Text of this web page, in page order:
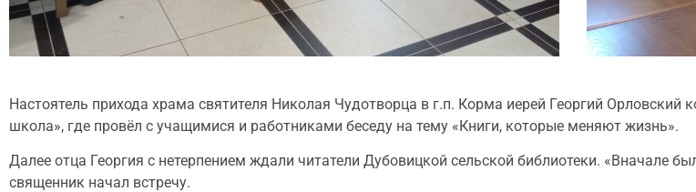
Настоятель прихода храма святителя Николая Чудотворца в г.п. Корма иерей Георгий
школа», где провёл с учащимися и работниками беседу на тему «Книги, которые меняют жизнь».
Далее отца Георгия с нетерпением ждали читатели Дубовицкой сельской библиотеки. «Вначале
священник начал встречу.